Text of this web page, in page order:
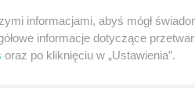
informacjami, abyś mógł
informacje dotyczące
oraz po kliknięciu w „Ustawienia”.